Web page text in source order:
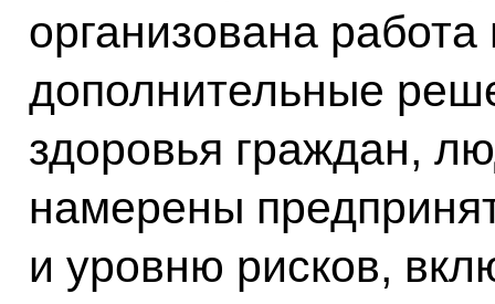
организована
дополнительные
здоровья граждан,
намерены
и уровню рисков,